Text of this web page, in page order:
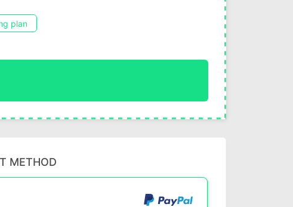
plan
METHOD